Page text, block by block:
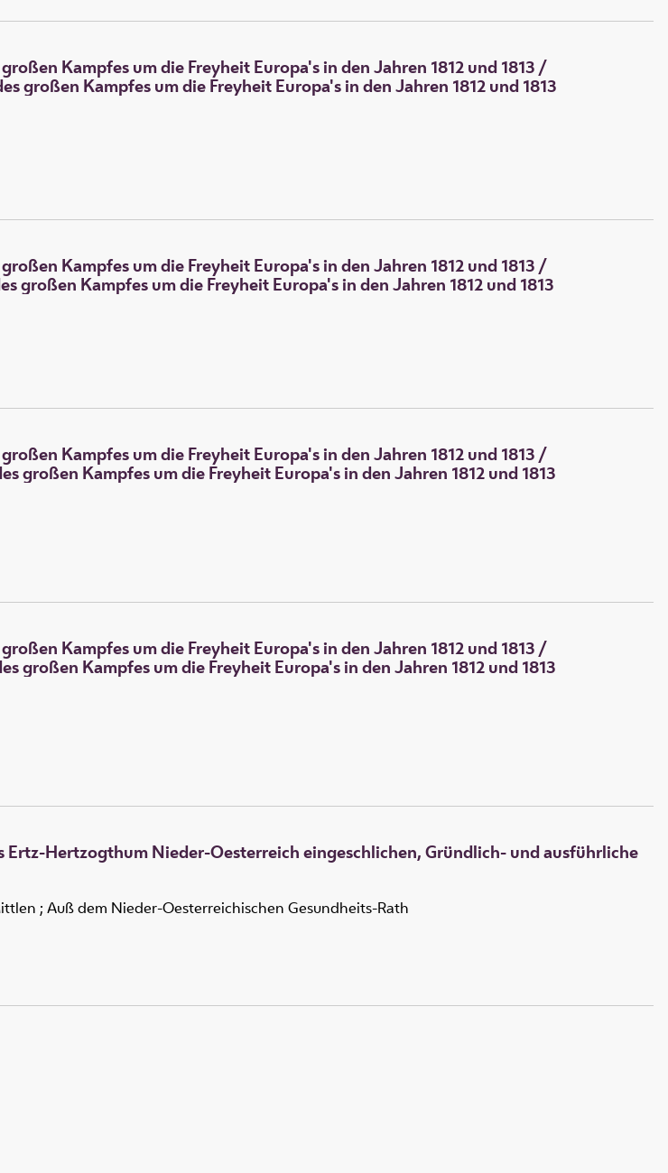
Kampfes um die Freyheit Europa's in den Jahren 1812 und 1813/
großen Kampfes um die Freyheit Europa's in den Jahren 1812 und 1813
Kampfes um die Freyheit Europa's in den Jahren 1812 und 1813/
großen Kampfes um die Freyheit Europa's in den Jahren 1812 und 1813
Kampfes um die Freyheit Europa's in den Jahren 1812 und 1813/
großen Kampfes um die Freyheit Europa's in den Jahren 1812 und 1813
Kampfes um die Freyheit Europa's in den Jahren 1812 und 1813/
großen Kampfes um die Freyheit Europa's in den Jahren 1812 und 1813
Ertz-Hertzogthum Nieder-Oesterreich eingeschlichen, Gründlich- und ausführliche
; Auß dem Nieder-Oesterreichischen Gesundheits-Rath